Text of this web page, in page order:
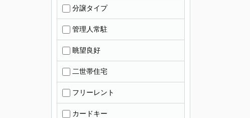
分譲タイプ
管理人常駐
眺望良好
二世帯住宅
フリーレント
カードキー